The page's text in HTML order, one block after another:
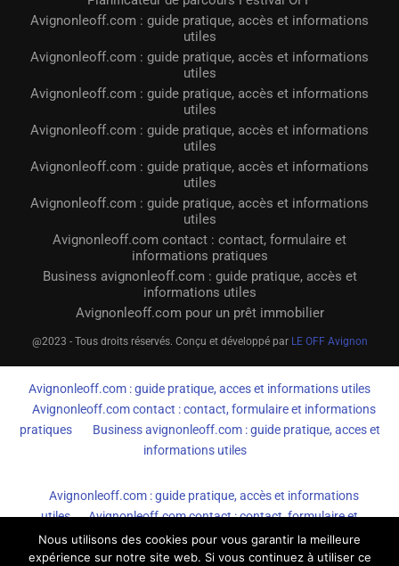
Avignonleoff.com : guide pratique, accès et informations
utiles
Avignonleoff.com : guide pratique, accès et informations
utiles
Avignonleoff.com : guide pratique, accès et informations
utiles
Avignonleoff.com : guide pratique, accès et informations
utiles
Avignonleoff.com : guide pratique, accès et informations
utiles
Avignonleoff.com : guide pratique, accès et informations
utiles
Avignonleoff.com contact : contact, formulaire et
informations pratiques
Business avignonleoff.com : guide pratique, accès et
informations utiles
Avignonleoff.com pour un prêt immobilier
@2023 - Tous droits réservés. Conçu et développé par LE OFF Avignon
Avignonleoff.com : guide pratique, acces et informations utiles
Avignonleoff.com contact : contact, formulaire et informations
pratiques
Business avignonleoff.com : guide pratique, acces et
informations utiles
Avignonleoff.com : guide pratique, accès et informations
utiles
Avignonleoff.com contact : contact, formulaire et
informations pratiques
Business avignonleoff.com : guide
pratique, accès et informations utiles
Nous utilisons des cookies pour vous garantir la meilleure
expérience sur notre site web. Si vous continuez à utiliser ce